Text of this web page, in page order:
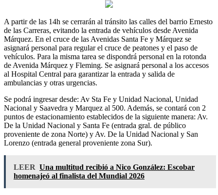
A partir de las 14h se cerrarán al tránsito las calles del barrio Ernesto
de las Carreras, evitando la entrada de vehículos desde Avenida
Márquez. En el cruce de las Avenidas Santa Fe y Márquez se
asignará personal para regular el cruce de peatones y el paso de
vehículos. Para la misma tarea se dispondrá personal en la rotonda
de Avenida Márquez y Fleming. Se asignará personal a los accesos
al Hospital Central para garantizar la entrada y salida de
ambulancias y otras urgencias.
Se podrá ingresar desde: Av Sta Fe y Unidad Nacional, Unidad
Nacional y Saavedra y Marquez al 500. Además, se contará con 2
puntos de estacionamiento establecidos de la siguiente manera: Av.
De la Unidad Nacional y Santa Fe (entrada gral. de público
proveniente de zona Norte) y Av. De la Unidad Nacional y San
Lorenzo (entrada general proveniente zona Sur).
LEER Una multitud recibió a Nico González: Escobar
homenajeó al finalista del Mundial 2026